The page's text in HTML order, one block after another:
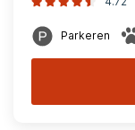
Parkeren